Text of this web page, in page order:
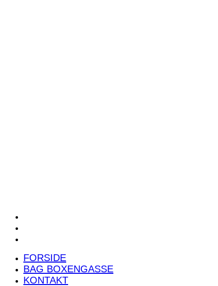
FORSIDE
BAG BOXENGASSE
KONTAKT